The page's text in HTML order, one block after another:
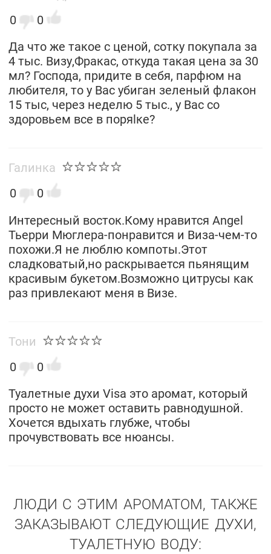
0
0
Да что же такое с ценой, сотку покупала за
4 тыс. Визу,Фракас, откуда такая цена за 30
мл? Господа, придите в себя, парфюм на
любителя, то у Вас убиган зеленый флакон
15 тыс, через неделю 5 тыс., у Вас со
здоровьем все в поряlке?
Галинка
0
0
Интересный восток.Кому нравится Angel
Тьерри Мюглера-понравится и Виза-чем-то
похожи.Я не люблю компоты.Этот
сладковатый,но раскрывается пьянящим
красивым букетом.Возможно цитрусы как
раз привлекают меня в Визе.
Тони
0
0
Туалетные духи Visa это аромат, который
просто не может оставить равнодушной.
Хочется вдыхать глубже, чтобы
прочувствовать все нюансы.
ЛЮДИ С ЭТИМ АРОМАТОМ, ТАКЖЕ
ЗАКАЗЫВАЮТ СЛЕДУЮЩИЕ ДУХИ,
ТУАЛЕТНУЮ ВОДУ: